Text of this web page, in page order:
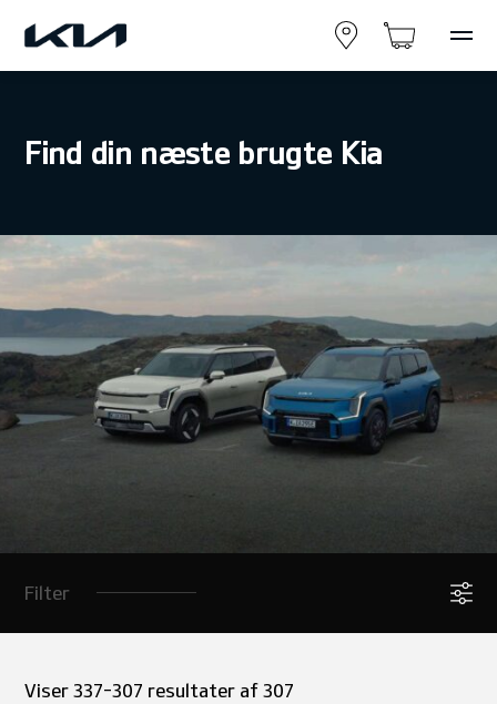
Find din næste brugte Kia
Filter
Viser 337-307 resultater af 307